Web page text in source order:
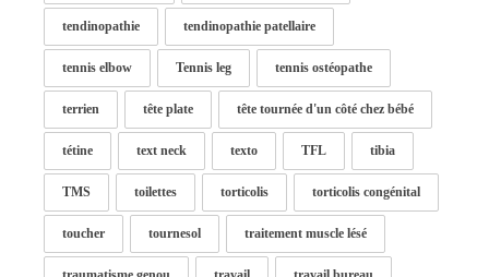
tendinopathie tendinopathie patellaire
tennis elbow Tennis leg tennis ostéopathe
terrien tête plate tête tournée d'un côté chez bébé
tétine text neck texto TFL tibia
TMS toilettes torticolis torticolis congénital
toucher tournesol traitement muscle lésé